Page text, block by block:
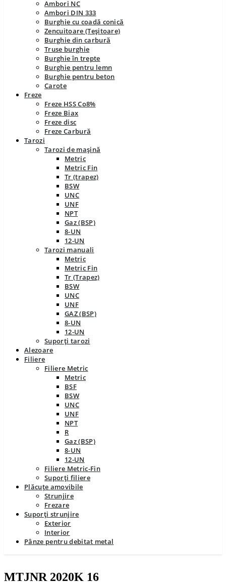
Ambori NC
Ambori DIN 333
Burghie cu coadă conică
Zencuitoare (Teșitoare)
Burghie din carbură
Truse burghie
Burghie în trepte
Burghie pentru lemn
Burghie pentru beton
Carote
Freze
Freze HSS Co8%
Freze Biax
Freze disc
Freze Carbură
Tarozi
Tarozi de mașină
Metric
Metric Fin
Tr (trapez)
BSW
UNC
UNF
NPT
Gaz (BSP)
8-UN
12-UN
Tarozi manuali
Metric
Metric Fin
Tr (Trapez)
BSW
UNC
UNF
GAZ (BSP)
8-UN
12-UN
Suporți tarozi
Alezoare
Filiere
Filiere Metric
Metric
BSF
BSW
UNC
UNF
NPT
R
Gaz (BSP)
8-UN
12-UN
Filiere Metric-Fin
Suporți filiere
Plăcuțe amovibile
Strunjire
Frezare
Suporți strunjire
Exterior
Interior
Pânze pentru debitat metal
MTJNR 2020K 16